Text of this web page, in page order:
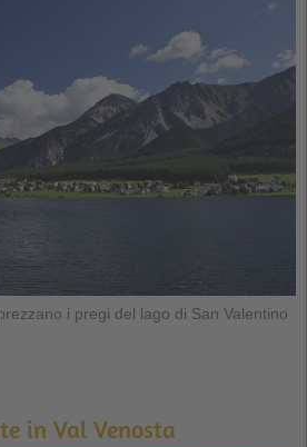
i pregi del lago di San Valentino
in Val Venosta